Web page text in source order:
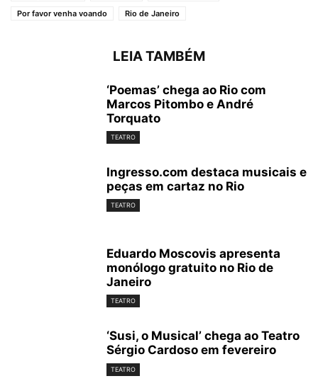
Por favor venha voando
Rio de Janeiro
LEIA TAMBÉM
‘Poemas’ chega ao Rio com
Marcos Pitombo e André
Torquato
TEATRO
Ingresso.com destaca musicais e
peças em cartaz no Rio
TEATRO
Eduardo Moscovis apresenta
monólogo gratuito no Rio de
Janeiro
TEATRO
‘Susi, o Musical’ chega ao Teatro
Sérgio Cardoso em fevereiro
TEATRO